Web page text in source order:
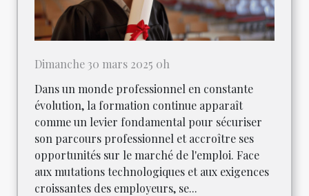
Dimanche 30 mars 2025 0h
Dans un monde professionnel en constante
évolution, la formation continue apparaît
comme un levier fondamental pour sécuriser
son parcours professionnel et accroître ses
opportunités sur le marché de l'emploi. Face
aux mutations technologiques et aux exigences
croissantes des employeurs, se...